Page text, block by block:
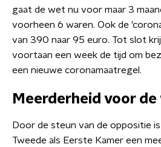
gaat de wet nu voor maar 3
voorheen 6 waren. Ook de
van 390 naar 95 euro. Tot slot
voortaan een week de tijd om
een nieuwe coronamaatregel.
Meerderheid voor
Door de steun van de oppositie
Tweede als Eerste Kamer een